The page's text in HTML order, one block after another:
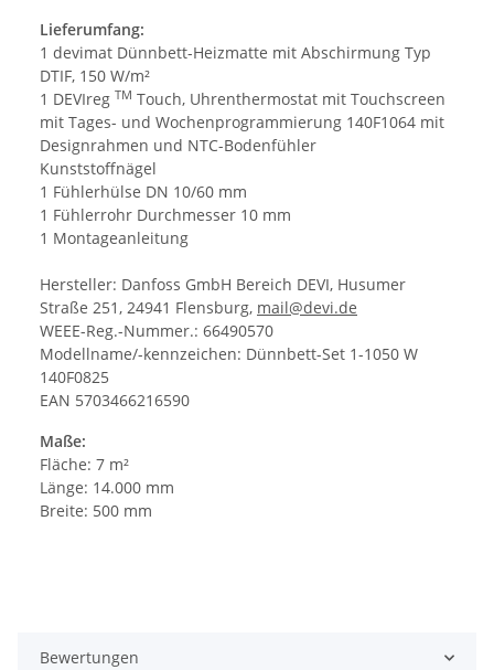
Lieferumfang:
1 devimat Dünnbett-Heizmatte mit Abschirmung Typ
DTIF, 150 W/m²
1 DEVIreg TM Touch, Uhrenthermostat mit Touchscreen
mit Tages- und Wochenprogrammierung 140F1064 mit
Designrahmen und NTC-Bodenfühler
Kunststoffnägel
1 Fühlerhülse DN 10/60 mm
1 Fühlerrohr Durchmesser 10 mm
1 Montageanleitung
Hersteller: Danfoss GmbH Bereich DEVI, Husumer
Straße 251, 24941 Flensburg, mail@devi.de
WEEE-Reg.-Nummer.: 66490570
Modellname/-kennzeichen: Dünnbett-Set 1-1050 W
140F0825
EAN 5703466216590
Maße:
Fläche: 7 m²
Länge: 14.000 mm
Breite: 500 mm
Bewertungen